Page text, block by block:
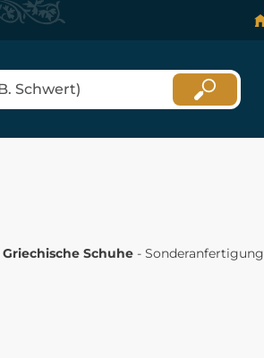
Griechische Schuhe - Sonderanfertigung